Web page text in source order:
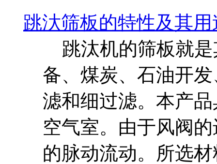
跳汏筛板的特性及其用
跳汰机的筛板就是
备、煤炭、石油开
滤和细过滤。本产
空气室。由于风阀
的脉动流动。所选